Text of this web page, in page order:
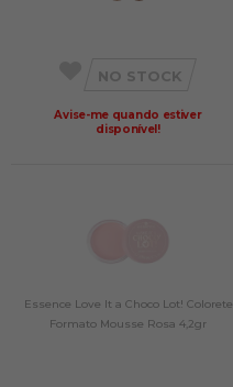
NO STOCK
Avise-me quando estiver
disponível!
Essence Love It a Choco Lot! Colorete
Formato Mousse Rosa 4,2gr